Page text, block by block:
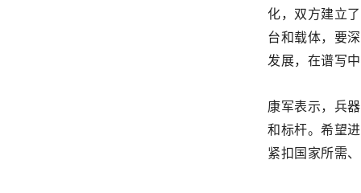
化，双方建立
台和载体，要
发展，在谱写
康军表示，兵
和标杆。希望
紧扣国家所需